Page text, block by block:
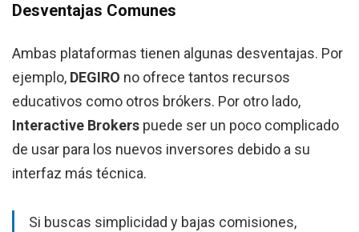
Desventajas Comunes
Ambas plataformas tienen algunas desventajas. Por
ejemplo, DEGIRO no ofrece tantos recursos
educativos como otros brókers. Por otro lado,
Interactive Brokers puede ser un poco complicado
de usar para los nuevos inversores debido a su
interfaz más técnica.
Si buscas simplicidad y bajas comisiones,